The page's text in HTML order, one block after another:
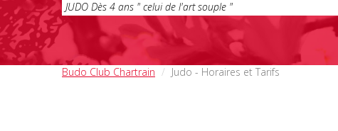
JUDO Dès 4 ans " celui de l'art souple "
Budo Club Chartrain Judo - Horaires et Tarifs